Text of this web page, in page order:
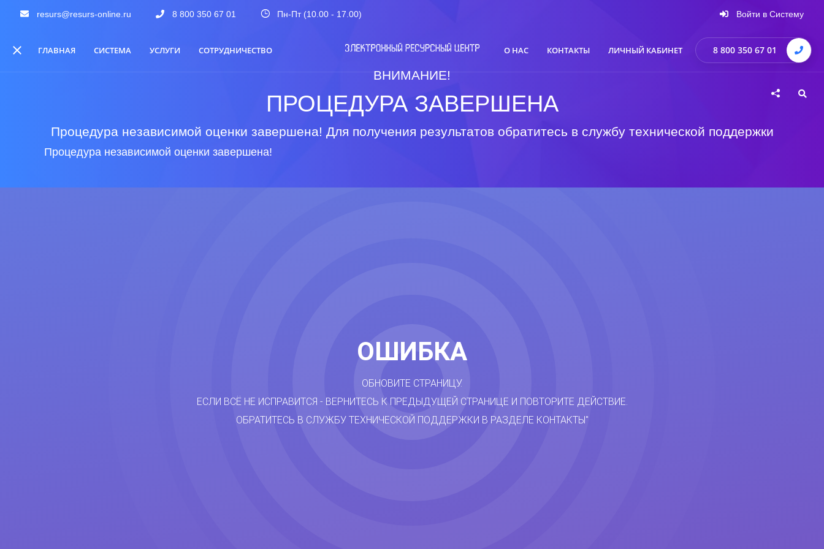
resurs@resurs-online.ru 8 800 350 67 01 Пн-Пт (10.00 - 17.00) Войти в Систему
ГЛАВНАЯ СИСТЕМА УСЛУГИ СОТРУДНИЧЕСТВО О НАС КОНТАКТЫ ЛИЧНЫЙ КАБИНЕТ 8 800 350 67 01
ВНИМАНИЕ!
ПРОЦЕДУРА ЗАВЕРШЕНА
Процедура независимой оценки завершена! Для получения результатов обратитесь в службу технической поддержки
Процедура независимой оценки завершена!
ОШИБКА
ОБНОВИТЕ СТРАНИЦУ.
ЕСЛИ ВСЁ НЕ ИСПРАВИТСЯ - ВЕРНИТЕСЬ К ПРЕДЫДУЩЕЙ СТРАНИЦЕ И ПОВТОРИТЕ ДЕЙСТВИЕ.
ОБРАТИТЕСЬ В СЛУЖБУ ТЕХНИЧЕСКОЙ ПОДДЕРЖКИ В РАЗДЕЛЕ КОНТАКТЫ"